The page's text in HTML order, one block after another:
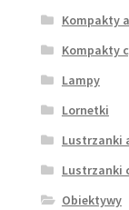
Kompakty
Kompakty
Lampy
Lornetki
Lustrzanki
Lustrzanki
Obiektywy